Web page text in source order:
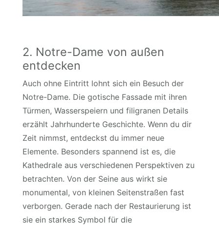
2. Notre-Dame von außen
entdecken
Auch ohne Eintritt lohnt sich ein Besuch der
Notre-Dame. Die gotische Fassade mit ihren
Türmen, Wasserspeiern und filigranen Details
erzählt Jahrhunderte Geschichte. Wenn du dir
Zeit nimmst, entdeckst du immer neue
Elemente. Besonders spannend ist es, die
Kathedrale aus verschiedenen Perspektiven zu
betrachten. Von der Seine aus wirkt sie
monumental, von kleinen Seitenstraßen fast
verborgen. Gerade nach der Restaurierung ist
sie ein starkes Symbol für die